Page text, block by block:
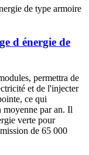
d énergie de
permettra de
et de l'injecter
ce qui
moyenne par an. Il
verte pour
de 65 000